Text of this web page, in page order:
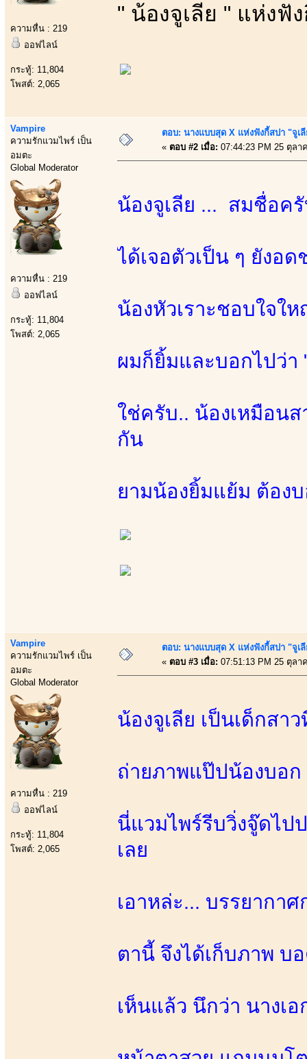
ความหื่น : 219
ออฟไลน์
กระทู้: 11,804
โพสต์: 2,065
" น้องจูเลีย " แห่งฟั
Vampire
ความรักแวมไพร์ เป็น
อมตะ
Global Moderator
ความหื่น : 219
ออฟไลน์
กระทู้: 11,804
โพสต์: 2,065
ตอบ: นางแบบสุด X แห่งฟังกี้สปา "จูเ
« ตอบ #2 เมื่อ: 07:44:23 PM 25 ตุลา
น้องจูเลีย ... สมชื่อค
ได้เจอตัวเป็น ๆ ยังอ
น้องหัวเราะชอบใจใ
ผมก็ยิ้มและบอกไปว่า
ใช่ครับ.. น้องเหมือน
กัน
ยามน้องยิ้มแย้ม ต้อง
Vampire
ความรักแวมไพร์ เป็น
อมตะ
Global Moderator
ความหื่น : 219
ออฟไลน์
กระทู้: 11,804
โพสต์: 2,065
ตอบ: นางแบบสุด X แห่งฟังกี้สปา "จูเ
« ตอบ #3 เมื่อ: 07:51:13 PM 25 ตุลา
น้องจูเลีย เป็นเด็กส
ถ่ายภาพแป๊ปน้องบอก
นี่แวมไพร์รีบวิ่งจู๊ดไป
เลย
เอาหล่ะ... บรรยากา
ตานี้ จึงได้เก็บภาพ บ
เห็นแล้ว นึกว่า นางเ